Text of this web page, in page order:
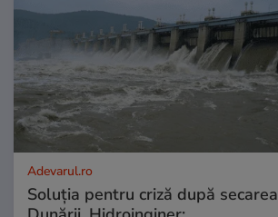
Adevarul.ro
Soluția pentru criză după secarea